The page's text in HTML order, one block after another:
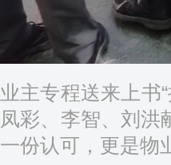
业主专程送来上书
凤彩、李智、刘洪
一份认可，更是物